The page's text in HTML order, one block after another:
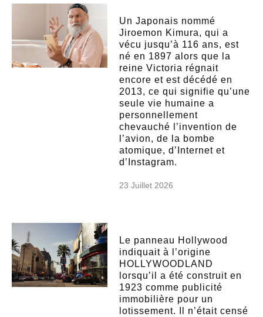
Un Japonais nommé
Jiroemon Kimura, qui a
vécu jusqu’à 116 ans, est
né en 1897 alors que la
reine Victoria régnait
encore et est décédé en
2013, ce qui signifie qu’une
seule vie humaine a
personnellement
chevauché l’invention de
l’avion, de la bombe
atomique, d’Internet et
d’Instagram.
23 Juillet 2026
Le panneau Hollywood
indiquait à l’origine
HOLLYWOODLAND
lorsqu’il a été construit en
1923 comme publicité
immobilière pour un
lotissement. Il n’était censé